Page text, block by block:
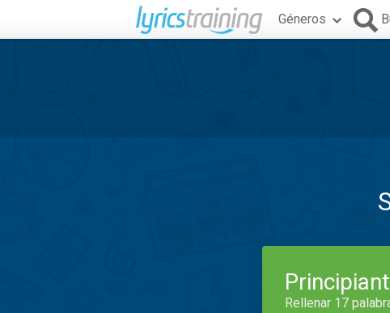
Géneros
Rellenar 17